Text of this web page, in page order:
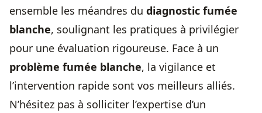
ensemble les méandres du diagnostic fumée
blanche, soulignant les pratiques à privilégier
pour une évaluation rigoureuse. Face à un
problème fumée blanche, la vigilance et
l’intervention rapide sont vos meilleurs alliés.
N’hésitez pas à solliciter l’expertise d’un